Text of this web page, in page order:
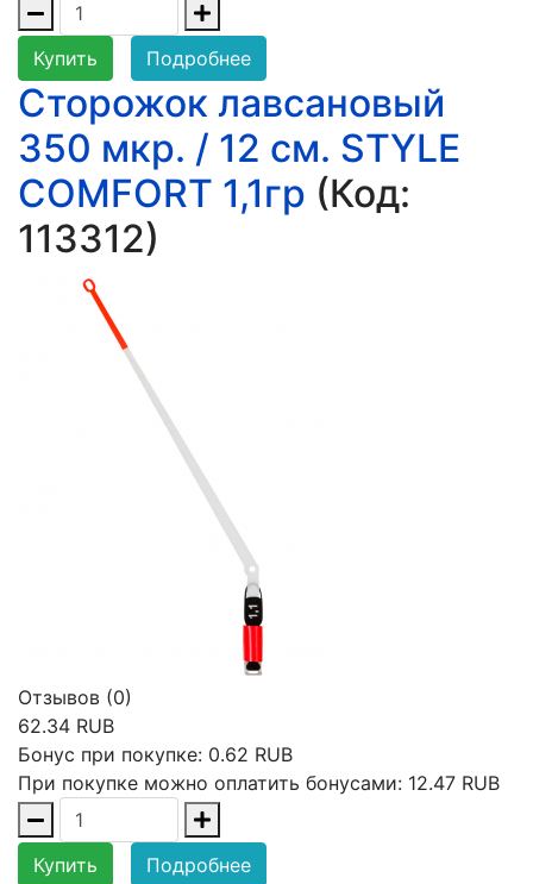
Купить Подробнее
Сторожок лавсановый
350 мкр. / 12 см. STYLE
COMFORT 1,1гр (Код:
113312)
Отзывов (0)
62.34 RUB
Бонус при покупке: 0.62 RUB
При покупке можно оплатить бонусами: 12.47 RUB
Купить Подробнее